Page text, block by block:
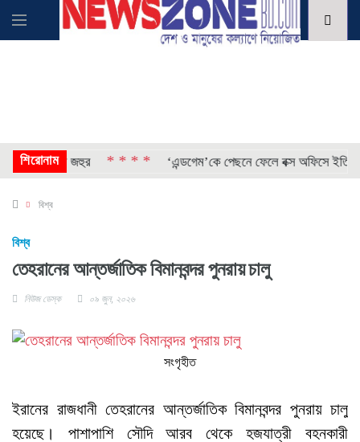
শিরোনাম
ডলি জহুর * * * * ‘এন্ডগেম’কে পেছনে ফেলে বক্স অফিসে ইতিহাস
বিশ্ব
বিশ্ব
তেহরানের আন্তর্জাতিক বিমানবন্দর পুনরায় চালু
নিউজ ডেস্ক ০৯ জুন, ২০২৬
সংগৃহীত
ইরানের রাজধানী তেহরানের আন্তর্জাতিক বিমানবন্দর পুনরায় চালু
হয়েছে। পাশাপাশি সৌদি আরব থেকে হজযাত্রী বহনকারী